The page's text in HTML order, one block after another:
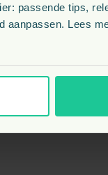
passende tips,
aanpassen. Lees